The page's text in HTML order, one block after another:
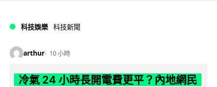
科技娛樂 科技新聞
arthur 10 小時
冷氣 24 小時長開電費更平？內地網民